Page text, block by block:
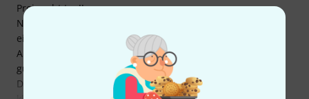
Preis echt top!!
Nehme Ihn mit zur Bandprobe, sehr leicht und hat
eigentlich alles drin, was man dafür braucht.
Aber auch daheim in meinem Kellerstudio mach er eine
gute Figur.
Die Sounds sind gut, die Bedienung ist auch gut, trotz de